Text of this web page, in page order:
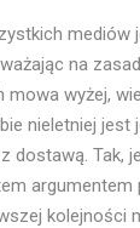
mediów
na
wyżej,
nieletniej jest
dostawą. Tak,
argumentem
kolejności